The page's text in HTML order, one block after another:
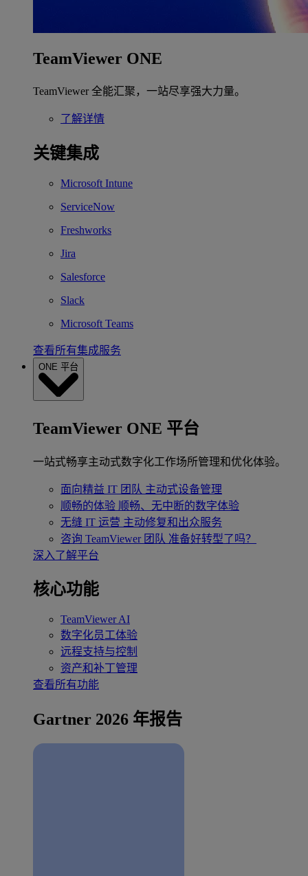
TeamViewer ONE
TeamViewer 全能汇聚，一站尽享强大力量。
了解详情
关键集成
Microsoft Intune
ServiceNow
Freshworks
Jira
Salesforce
Slack
Microsoft Teams
查看所有集成服务
ONE 平台
TeamViewer ONE 平台
一站式畅享主动式数字化工作场所管理和优化体验。
面向精益 IT 团队 主动式设备管理
顺畅的体验 顺畅、无中断的数字体验
无缝 IT 运营 主动修复和出众服务
咨询 TeamViewer 团队 准备好转型了吗？
深入了解平台
核心功能
TeamViewer AI
数字化员工体验
远程支持与控制
资产和补丁管理
查看所有功能
Gartner 2026 年报告